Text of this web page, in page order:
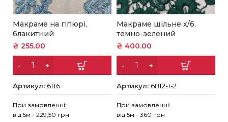
Макраме на гіпюрі,
блакитний
₴ 255.00
Артикул: 6116
При замовленні:
від 5м - 229,50 грн
Макраме щільне х/б,
темно-зелений
₴ 400.00
Артикул: 6812-1-2
При замовленні:
від 5м - 360 грн